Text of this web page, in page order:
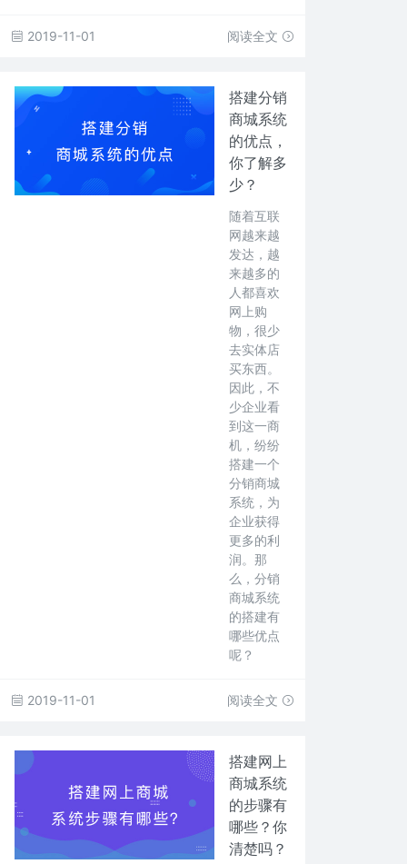
2019-11-01 阅读全文
搭建分销
商城系统
的优点，
你了解多
少？
随着互联
网越来越
发达，越
来越多的
人都喜欢
网上购
物，很少
去实体店
买东西。
因此，不
少企业看
到这一商
机，纷纷
搭建一个
分销商城
系统，为
企业获得
更多的利
润。那
么，分销
商城系统
的搭建有
哪些优点
呢？
2019-11-01 阅读全文
搭建网上
商城系统
的步骤有
哪些？你
清楚吗？